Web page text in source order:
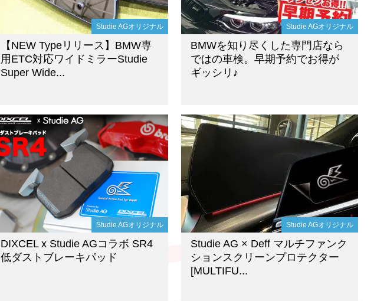
Studie AGオリジナル
【NEW Typeリリース】BMW専
用ETC対応ワイドミラーStudie
Super Wide...
Studie AGオリジナル
BMWを知り尽くした専門店なら
ではの車検。早期予約でお得が
ギッシリ♪
Studie AGオリジナル
DIXCEL x Studie AGコラボ SR4
低ダストブレーキパッド
Studie AGオリジナル
Studie AG × Deff マルチファンク
ションスクリーンプロテクター
[MULTIFU...